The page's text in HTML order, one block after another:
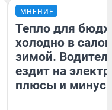
МНЕНИЕ
Тепло для
холодно в
зимой.
ездит на
плюсы и